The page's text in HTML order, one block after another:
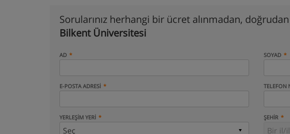
Sorularınız herhangi bir ücret alınmadan,
Bilkent Üniversitesi
AD SOYAD
E-POSTA ADRESI TELEFON
YERLEŞIM YERI ŞEHIR